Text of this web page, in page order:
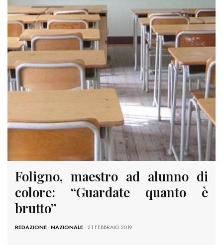
Foligno, maestro ad alunno di
colore: “Guardate quanto è
brutto”
REDAZIONE-NAZIONALE- 21 FEBBRAIO 2019